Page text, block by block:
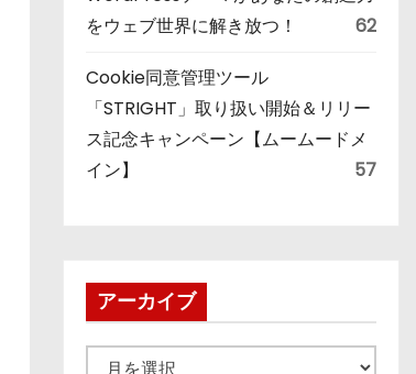
をウェブ世界に解き放つ！
62
Cookie同意管理ツール
「STRIGHT」取り扱い開始＆リリー
ス記念キャンペーン【ムームードメ
イン】
57
アーカイブ